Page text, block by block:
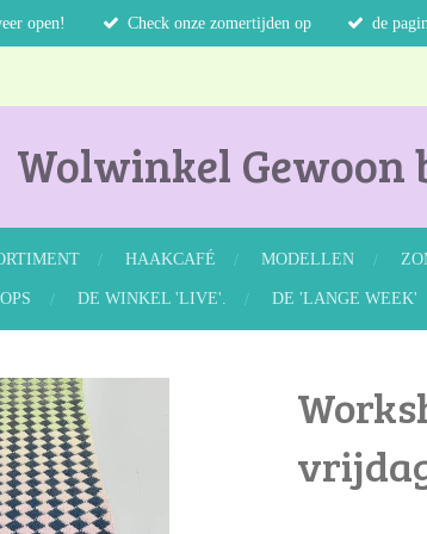
open! Check onze zomertijden op de
Wolwinkel Gewoon
HAAKCAFÉ MODELLEN
DE WINKEL 'LIVE'. DE 'LANGE WEEK'